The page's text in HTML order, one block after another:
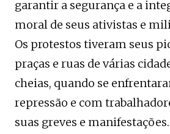
garantir a segurança e a
moral de seus ativistas e
Os protestos tiveram seus
praças e ruas de várias
cheias, quando se
repressão e com
suas greves e